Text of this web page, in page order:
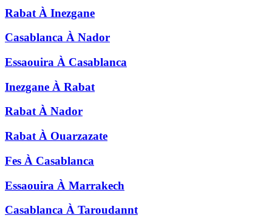
Rabat À Inezgane
Casablanca À Nador
Essaouira À Casablanca
Inezgane À Rabat
Rabat À Nador
Rabat À Ouarzazate
Fes À Casablanca
Essaouira À Marrakech
Casablanca À Taroudannt